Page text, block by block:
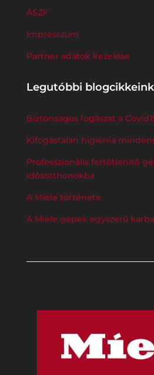
ÁSZF
Impresszum
Partner adatok kezelése
Legutóbbi blogcikkeink
Biztonságos fogászat a
Kifogástalan higiénia
Professzionális fertőtlenítő
idősotthonokba
A Miele története
A Miele gépek egyszerű